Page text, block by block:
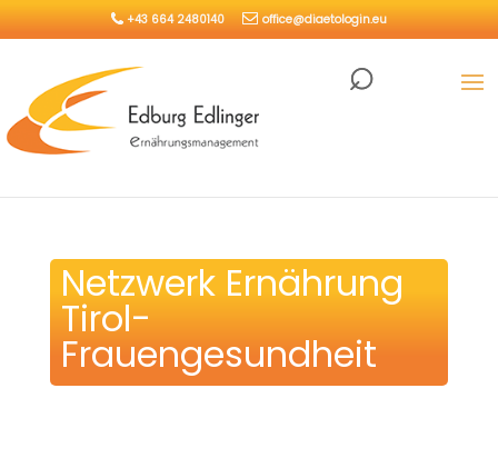
+43 664 2480140 office@diaetologin.eu
Netzwerk Ernährung
Tirol-
Frauengesundheit